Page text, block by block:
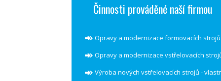
Činnosti prováděné naší firmou
Opravy a modernizace formovacích strojů
Opravy a modernizace vstřelovacích
Výroba nových vstřelovacích strojů -